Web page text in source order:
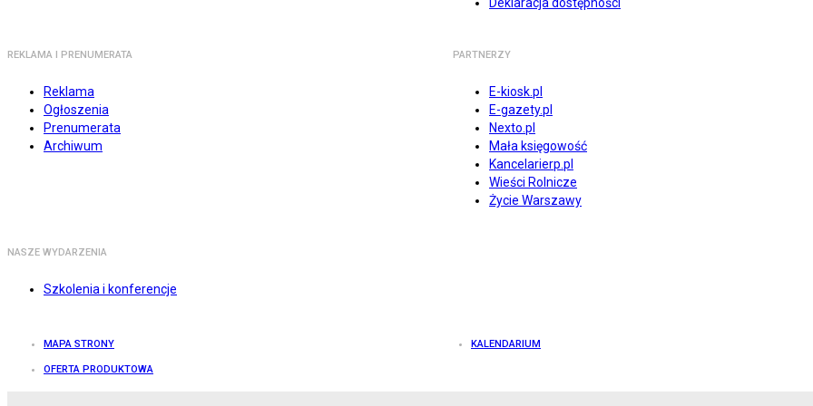
REKLAMA I PRENUMERATA
Reklama
Ogłoszenia
Prenumerata
Archiwum
PARTNERZY
E-kiosk.pl
E-gazety.pl
Nexto.pl
Mała księgowość
Kancelarierp.pl
Wieści Rolnicze
Życie Warszawy
NASZE WYDARZENIA
Szkolenia i konferencje
MAPA STRONY KALENDARIUM
OFERTA PRODUKTOWA